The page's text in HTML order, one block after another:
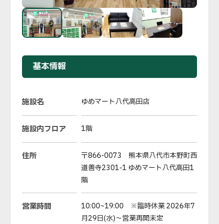
基本情報
施設名 ゆめマート八代高田店
施設内フロア 1階
住所
〒866-0073 熊本県八代市本野町西
道善寺2301-1 ゆめマート八代高田1
階
営業時間
10:00~19:00 ※臨時休業 2026年7
月29日(水)～営業再開未定